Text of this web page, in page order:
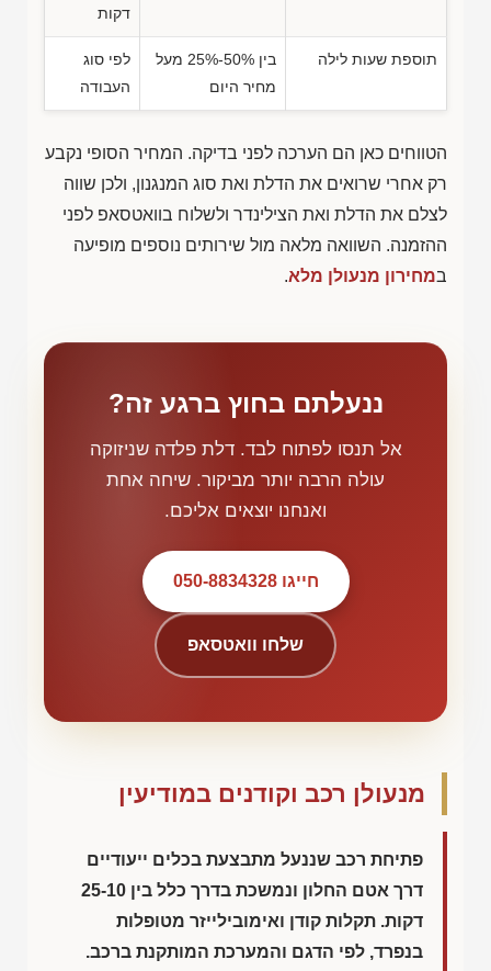
דקות
תוספת שעות לילה
בין 50%-25% מעל
מחיר היום
לפי סוג
העבודה
הטווחים כאן הם הערכה לפני בדיקה. המחיר הסופי נקבע
רק אחרי שרואים את הדלת ואת סוג המנגנון, ולכן שווה
לצלם את הדלת ואת הצילינדר ולשלוח בוואטסאפ לפני
ההזמנה. השוואה מלאה מול שירותים נוספים מופיעה
במחירון מנעולן מלא.
ננעלתם בחוץ ברגע זה?
אל תנסו לפתוח לבד. דלת פלדה שניזוקה
עולה הרבה יותר מביקור. שיחה אחת
ואנחנו יוצאים אליכם.
חייגו 050-8834328
שלחו וואטסאפ
מנעולן רכב וקודנים במודיעין
פתיחת רכב שננעל מתבצעת בכלים ייעודיים
דרך אטם החלון ונמשכת בדרך כלל בין 25-10
דקות. תקלות קודן ואימובילייזר מטופלות
בנפרד, לפי הדגם והמערכת המותקנת ברכב.